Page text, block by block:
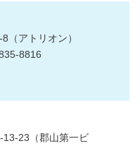
8 （アトリオン）
8816
13-23 （郡山第一ビ